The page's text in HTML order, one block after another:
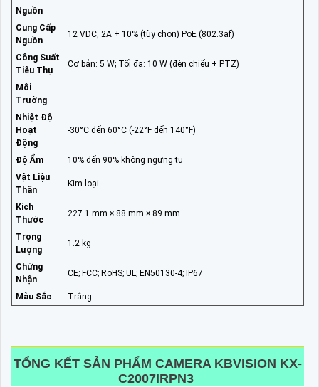
Nguồn
Cung Cấp
Nguồn
12 VDC, 2A + 10% (tùy chọn) PoE (802.3af)
Công Suất
Tiêu Thụ
Cơ bản: 5 W; Tối đa: 10 W (đèn chiếu + PTZ)
Môi
Trường
Nhiệt Độ
Hoạt
Động
-30°C đến 60°C (-22°F đến 140°F)
Độ Ẩm
10% đến 90% không ngưng tụ
Vật Liệu
Thân
Kim loại
Kích
Thước
227.1 mm × 88 mm × 89 mm
Trọng
Lượng
1.2 kg
Chứng
Nhận
CE; FCC; RoHS; UL; EN50130-4; IP67
Màu Sắc Trắng
TỔNG KẾT SẢN PHẨM CAMERA KBVISION KX-
C2007IRPN3